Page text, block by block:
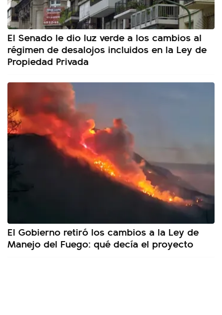
El Senado le dio luz verde a los cambios al
régimen de desalojos incluidos en la Ley de
Propiedad Privada
El Gobierno retiró los cambios a la Ley de
Manejo del Fuego: qué decía el proyecto